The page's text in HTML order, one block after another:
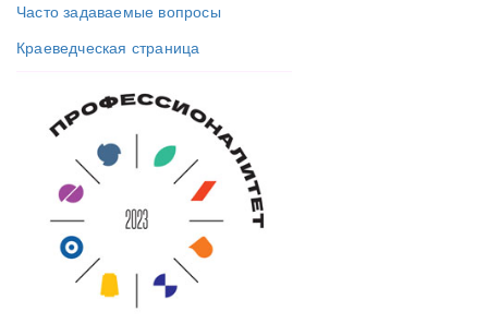
Часто задаваемые вопросы
Краеведческая страница